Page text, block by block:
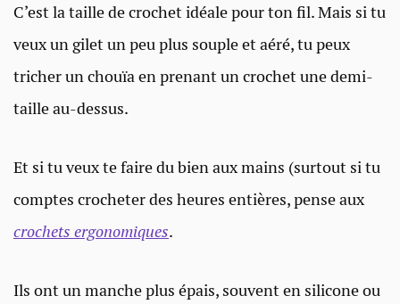
C’est la taille de crochet idéale pour ton fil. Mais si tu
veux un gilet un peu plus souple et aéré, tu peux
tricher un chouïa en prenant un crochet une demi-
taille au-dessus.
Et si tu veux te faire du bien aux mains (surtout si tu
comptes crocheter des heures entières, pense aux
crochets ergonomiques.
Ils ont un manche plus épais, souvent en silicone ou